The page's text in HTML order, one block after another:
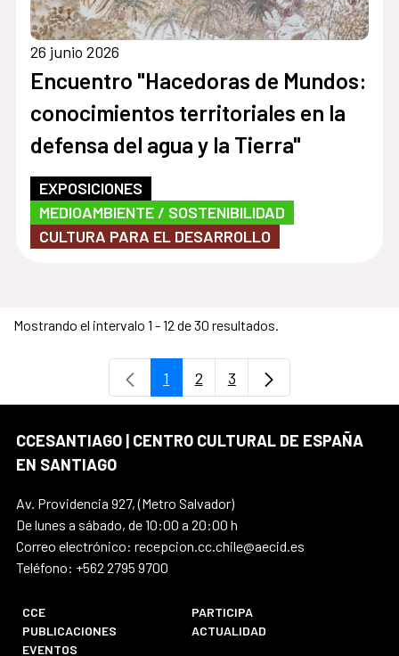
26 junio 2026
Encuentro "Hacedoras de Mundos:
conocimientos territoriales en la
defensa del agua y la Tierra"
EXPOSICIONES
MEDIOAMBIENTE / SOSTENIBILIDAD
CULTURA PARA EL DESARROLLO
Mostrando el intervalo 1 - 12 de 30 resultados.
Página
1 Página
2 Página
3
CCESANTIAGO | CENTRO CULTURAL DE ESPAÑA
EN SANTIAGO
Av. Providencia 927, (Metro Salvador)
De lunes a sábado, de 10:00 a 20:00 h
Correo electrónico: recepcion.cc.chile@aecid.es
Teléfono: +562 2795 9700
CCE
PARTICIPA
PUBLICACIONES
ACTUALIDAD
EVENTOS